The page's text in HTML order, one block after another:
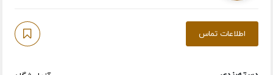
اطلاعات تماس